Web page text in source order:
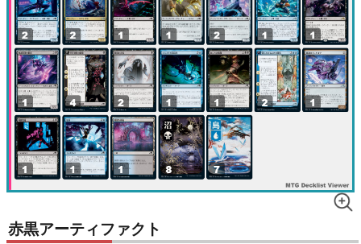
赤黒アーティファクト